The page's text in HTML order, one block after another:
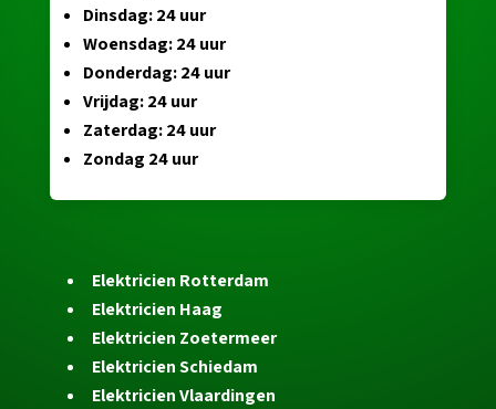
Dinsdag: 24 uur
Woensdag: 24 uur
Donderdag: 24 uur
Vrijdag: 24 uur
Zaterdag: 24 uur
Zondag 24 uur
Elektricien Rotterdam
Elektricien Haag
Elektricien Zoetermeer
Elektricien Schiedam
Elektricien Vlaardingen